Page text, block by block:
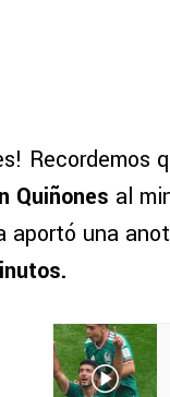
Recordemos
Quiñones al
aportó una